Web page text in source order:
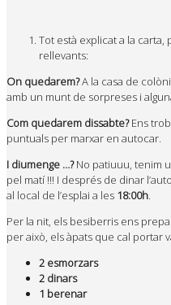
Tot està explicat a la
rellevants:
On quedarem?A la casa de
amb un munt de sorpreses i
Com quedarem dissabte?Ens
puntuals per marxar en autocar.​
I diumenge …?No patiuuu, tenim
pel matí​ !!! I després de dinar
al local de​ l’esplai a​ les 18:00h.
Per la nit, els besiberris​ ens​
per això, els àpats que cal portar
2 esmorzars
2 dinars
1 berenar